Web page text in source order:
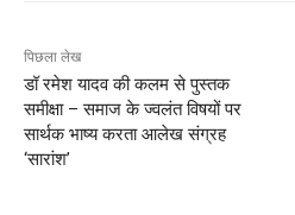
पिछला लेख
डॉ रमेश यादव की कलम से पुस्तक
समीक्षा – समाज के ज्वलंत विषयों पर
सार्थक भाष्य करता आलेख संग्रह
‘सारांश’